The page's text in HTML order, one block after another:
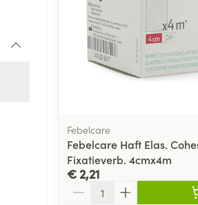
Febelcare
Febelcare Haft Elas.
Fixatieverb. 4cmx4m
€ 2,21